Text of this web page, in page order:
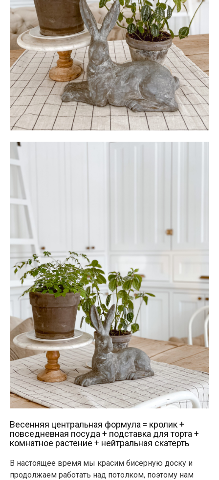
Весенняя центральная формула = кролик +
повседневная посуда + подставка для торта +
комнатное растение + нейтральная скатерть
В настоящее время мы красим бисерную доску и
продолжаем работать над потолком, поэтому нам